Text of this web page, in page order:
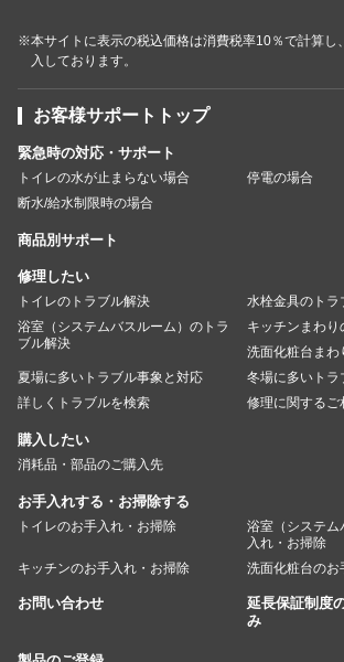
※本サイトに表示の税込価格は消費税率10％で計算し
入しております。
お客様サポートトップ
緊急時の対応・サポート
トイレの水が止まらない場合
停電の場合
断水/給水制限時の場合
商品別サポート
修理したい
トイレのトラブル解決
水栓金具のトラ
浴室（システムバスルーム）のトラ
ブル解決
キッチンまわ
洗面化粧台まわ
夏場に多いトラブル事象と対応
冬場に多いトラ
詳しくトラブルを検索
修理に関するご
購入したい
消耗品・部品のご購入先
お手入れする・お掃除する
トイレのお手入れ・お掃除
浴室（システム
入れ・お掃除
キッチンのお手入れ・お掃除
洗面化粧台のお
お問い合わせ
延長保証制度
み